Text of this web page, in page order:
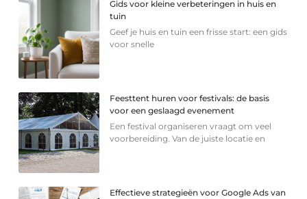
Gids voor kleine verbeteringen in huis en
tuin
Geef je huis en tuin een frisse start: een gids
voor snelle
Feesttent huren voor festivals: de basis
voor een geslaagd evenement
Een festival organiseren vraagt om veel
voorbereiding. Van de juiste locatie en
Effectieve strategieën voor Google Ads van